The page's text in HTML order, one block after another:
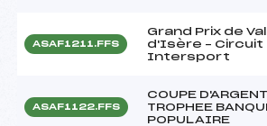
ASAF1211.FFS
Grand Prix de Val
d'Isère – Circuit
Intersport
ASAF1122.FFS
COUPE D'ARGENT
TROPHEE
POPULAIRE